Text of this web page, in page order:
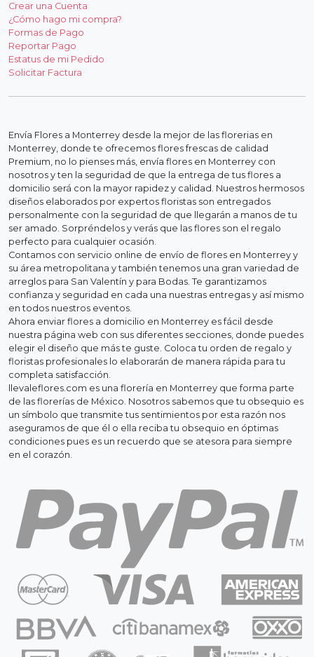
Crear una Cuenta
¿Cómo hago mi compra?
Formas de Pago
Reportar Pago
Estatus de mi Pedido
Solicitar Factura
Envía Flores a Monterrey desde la mejor de las florerias en
Monterrey, donde te ofrecemos flores frescas de calidad
Premium, no lo pienses más, envía flores en Monterrey con
nosotros y ten la seguridad de que la entrega de tus flores a
domicilio será con la mayor rapidez y calidad. Nuestros hermosos
diseños elaborados por expertos floristas son entregados
personalmente con la seguridad de que llegarán a manos de tu
ser amado. Sorpréndelos y verás que las flores son el regalo
perfecto para cualquier ocasión.
Contamos con servicio online de envío de flores en Monterrey y
su área metropolitana y también tenemos una gran variedad de
arreglos para San Valentín y para Bodas. Te garantizamos
confianza y seguridad en cada una nuestras entregas y así mismo
en todos nuestros eventos.
Ahora enviar flores a domicilio en Monterrey es fácil desde
nuestra página web con sus diferentes secciones, donde puedes
elegir el diseño que más te guste. Coloca tu orden de regalo y
floristas profesionales lo elaborarán de manera rápida para tu
completa satisfacción.
llevaleflores.com es una florería en Monterrey que forma parte
de las florerías de México. Nosotros sabemos que tu obsequio es
un símbolo que transmite tus sentimientos por esta razón nos
aseguramos de que él o ella reciba tu obsequio en óptimas
condiciones pues es un recuerdo que se atesora para siempre
en el corazón.